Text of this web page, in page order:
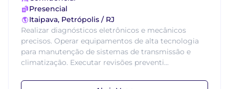
Presencial
Itaipava, Petrópolis / RJ
Realizar diagnósticos eletrônicos e mecânicos
precisos. Operar equipamentos de alta tecnologia
para manutenção de sistemas de transmissão e
climatização. Executar revisões preventi...